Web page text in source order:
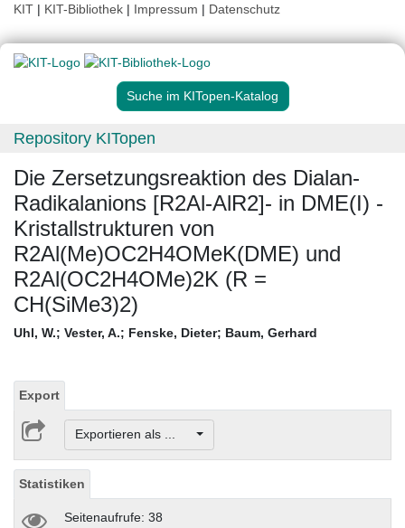
KIT | KIT-Bibliothek | Impressum | Datenschutz
Suche im KITopen-Katalog
Repository KITopen
Die Zersetzungsreaktion des Dialan-
Radikalanions [R2Al-AlR2]- in DME(I) -
Kristallstrukturen von
R2Al(Me)OC2H4OMeK(DME) und
R2Al(OC2H4OMe)2K (R =
CH(SiMe3)2)
Uhl, W.; Vester, A.; Fenske, Dieter; Baum, Gerhard
Export
Exportieren als ...
Statistiken
Seitenaufrufe: 38